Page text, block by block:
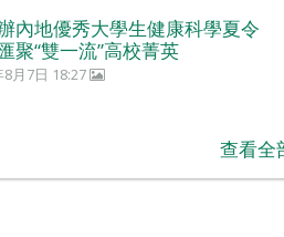
內地優秀大學生健康科學夏令
“雙一流”高校菁英
8月7日 18:27
查看全